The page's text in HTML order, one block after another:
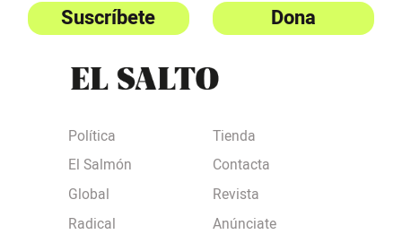
Suscríbete Dona
Política
El Salmón
Global
Radical
Tienda
Contacta
Revista
Anúnciate